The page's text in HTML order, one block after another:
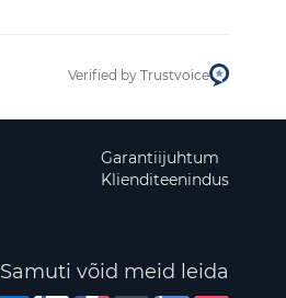
Verified by Trustvoice
Garantiijuhtum
Klienditeenindus
Samuti võid meid leida